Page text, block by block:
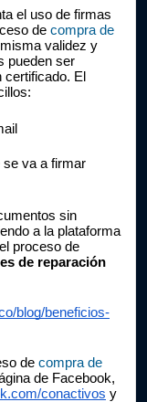
el uso de firmas
de compra de
validez y
pueden ser
El
se va a firmar
sin
de reparación
blog/beneficios-
de compra de
de Facebook,
conactivos y